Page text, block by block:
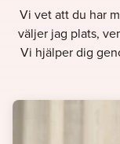
Vi vet att du har
väljer jag plats,
Vi hjälper dig